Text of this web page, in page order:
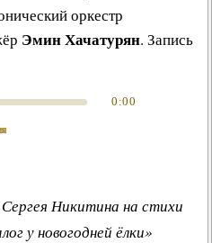
оркестр
Эмин Хачатурян. Запись
0:00
Никитина на стихи
у новогодней ёлки»